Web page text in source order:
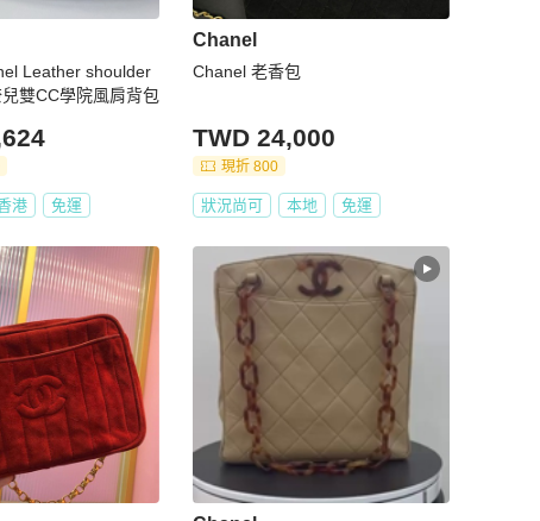
Leather shoulder
奈兒雙CC學院風肩背包
港 免運
Chanel
Chanel 老香包
TWD 24,000
現折 800
狀況尚可 本地 免運